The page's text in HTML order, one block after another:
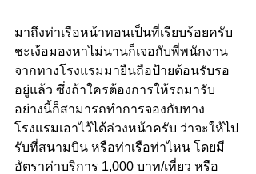
มาถึงท่าเรือหน้าทอนเป็นที่เรียบร้อยครับ
ชะเง้อมองหาไม่นานก็เจอกับพี่พนักงาน
จากทางโรงแรมมายืนถือป้ายต้อนรับรอ
อยู่แล้ว ซึ่งถ้าใครต้องการให้รถมารับ
อย่างนี้ก็สามารถทำการจองกับทาง
โรงแรมเอาไว้ได้ล่วงหน้าครับ ว่าจะให้ไป
รับที่สนามบิน หรือท่าเรือท่าไหน โดยมี
อัตราค่าบริการ 1,000 บาท/เที่ยว หรือ